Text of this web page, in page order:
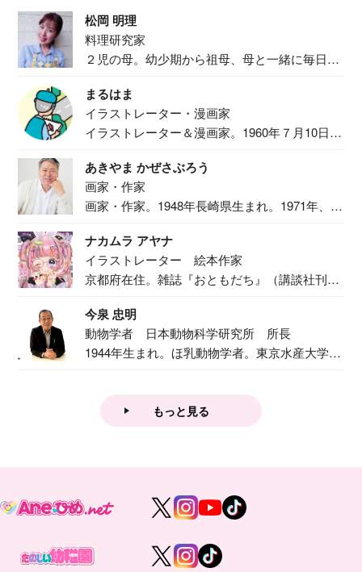
松岡 明理
料理研究家
２児の母。幼少期から祖母、母と一緒に毎日の
まるはま
イラストレーター・漫画家
イラストレーター＆漫画家。1960年７月10日生
あきやま かぜさぶろう
画家・作家
画家・作家。1948年長崎県生まれ。1971年、
ナカムラ アヤナ
イラストレーター 絵本作家
京都府在住。雑誌『おともだち』（講談社刊）
今泉 忠明
動物学者 日本動物科学研究所 所長
1944年生まれ。ほ乳動物学者。東京水産大学卒
もっと見る